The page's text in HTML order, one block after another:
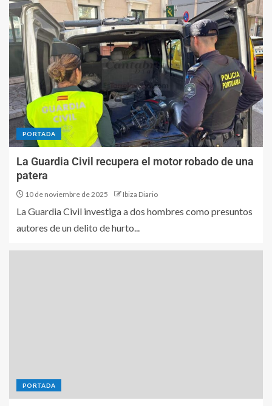
PORTADA
La Guardia Civil recupera el motor robado de una
patera
10 de noviembre de 2025 Ibiza Diario
La Guardia Civil investiga a dos hombres como presuntos
autores de un delito de hurto...
PORTADA